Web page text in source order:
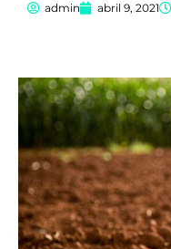
admin
abril 9, 2021